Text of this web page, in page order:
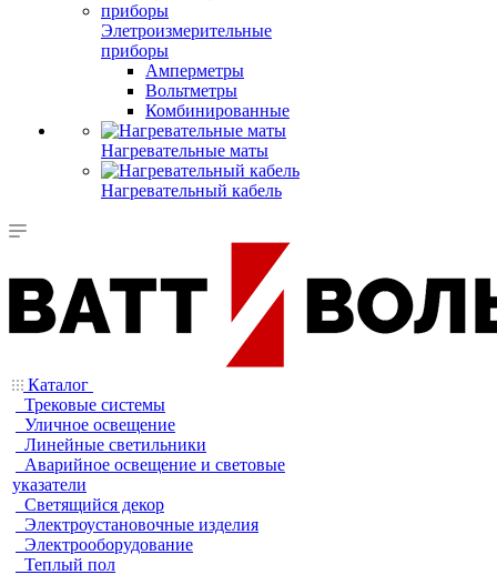
Элетроизмерительные
приборы
Амперметры
Вольтметры
Комбинированные
Нагревательные маты
Нагревательный кабель
Каталог
Трековые системы
Уличное освещение
Линейные светильники
Аварийное освещение и световые
указатели
Светящийся декор
Электроустановочные изделия
Электрооборудование
Теплый пол